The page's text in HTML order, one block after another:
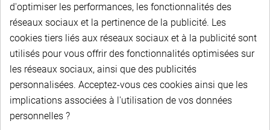
À partir de
2,80 € HT - 3,36 € TTC
Choisir dans la liste
d'optimiser les performances, les fonctionnalités des
réseaux sociaux et la pertinence de la publicité. Les
cookies tiers liés aux réseaux sociaux et à la publicité sont
utilisés pour vous offrir des fonctionnalités optimisées sur
les réseaux sociaux, ainsi que des publicités
personnalisées. Acceptez-vous ces cookies ainsi que les
implications associées à l'utilisation de vos données
personnelles ?